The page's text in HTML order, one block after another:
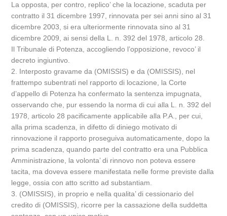
La opposta, per contro, replico’ che la locazione, scaduta per
contratto il 31 dicembre 1997, rinnovata per sei anni sino al 31
dicembre 2003, si era ulteriormente rinnovata sino al 31
dicembre 2009, ai sensi della L. n. 392 del 1978, articolo 28.
Il Tribunale di Potenza, accogliendo l’opposizione, revoco’ il
decreto ingiuntivo.
2. Interposto gravame da (OMISSIS) e da (OMISSIS), nel
frattempo subentrati nel rapporto di locazione, la Corte
d’appello di Potenza ha confermato la sentenza impugnata,
osservando che, pur essendo la norma di cui alla L. n. 392 del
1978, articolo 28 pacificamente applicabile alla P.A., per cui,
alla prima scadenza, in difetto di diniego motivato di
rinnovazione il rapporto proseguiva automaticamente, dopo la
prima scadenza, quando parte del contratto era una Pubblica
Amministrazione, la volonta’ di rinnovo non poteva essere
tacita, ma doveva essere manifestata nelle forme previste dalla
legge, ossia con atto scritto ad substantiam.
3. (OMISSIS), in proprio e nella qualita’ di cessionario del
credito di (OMISSIS), ricorre per la cassazione della suddetta